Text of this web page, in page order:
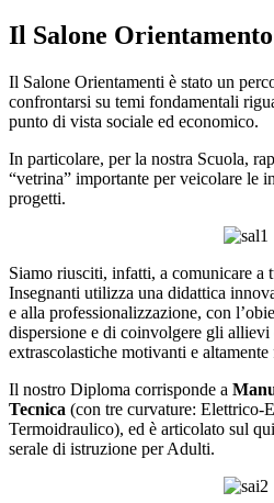
Il Salone Orientamento
Il Salone Orientamenti è stato un
confrontarsi su temi fondamentali
punto di vista sociale ed economico.
In particolare, per la nostra Scuola,
“vetrina” importante per veicolare le
progetti.
Siamo riusciti, infatti, a comunicare a
Insegnanti utilizza una didattica
e alla professionalizzazione, con
dispersione e di coinvolgere gli
extrascolastiche motivanti e
Il nostro Diploma corrisponde a
Tecnica (con tre curvature: Elettrico-
Termoidraulico), ed è articolato sul
serale di istruzione per Adulti.